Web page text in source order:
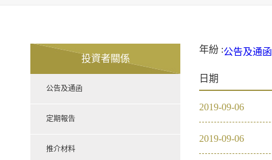
投資者關係
公告及通函
2021
2020
定期報告
推介材料
年紛 :公告及通函
推介材料
企業管治
日期
2019-09-06
2019-09-06